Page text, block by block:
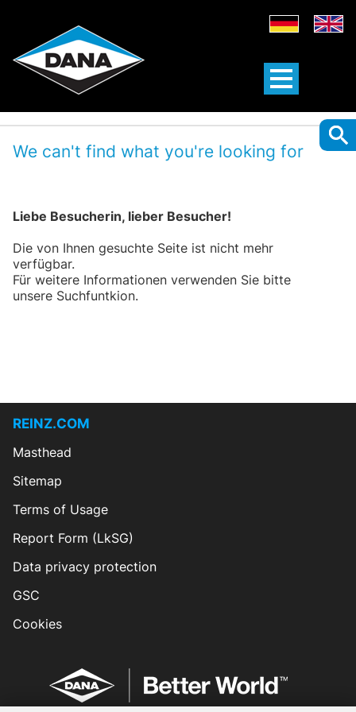
We can't find what you're looking for
Liebe Besucherin, lieber Besucher!
Die von Ihnen gesuchte Seite ist nicht mehr
verfügbar.
Für weitere Informationen verwenden Sie bitte
unsere Suchfuntkion.
REINZ.COM
Masthead
Sitemap
Terms of Usage
Report Form (LkSG)
Data privacy protection
GSC
Cookies